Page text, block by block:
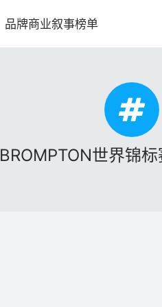
品牌商业叙事榜单
BROMPTON世界锦